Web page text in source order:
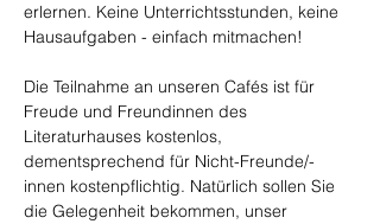
erlernen. Keine Unterrichtsstunden, keine
Hausaufgaben - einfach mitmachen!
Die Teilnahme an unseren Cafés ist für
Freude und Freundinnen des
Literaturhauses kostenlos,
dementsprechend für Nicht-Freunde/-
innen kostenpflichtig. Natürlich sollen Sie
die Gelegenheit bekommen, unser